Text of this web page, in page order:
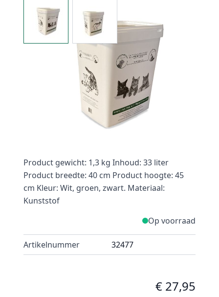
Voedselcontainer Greenheart-Premiums.
Deze voedselcontainer is gemaakt met de
tekeningen van Greenheart-premiums. In
deze container kun je de honden of
kattenvoeding afgesloten bewaren (vocht en
Product gewicht: 1,3 kg Inhoud: 33 liter
Product breedte: 40 cm Product hoogte: 45
cm Kleur: Wit, groen, zwart. Materiaal:
Kunststof
Op voorraad
Artikelnummer 32477
€ 27,95